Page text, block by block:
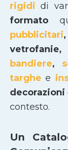
rigididi
formato
pubblicitari
vetrofanie,
bandiere,
targhee
decorazioni
contesto.
Un